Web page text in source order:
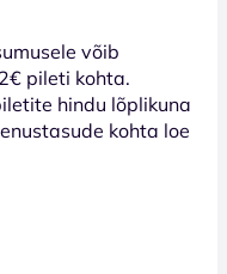
võib
pileti kohta.
hindu lõplikuna
kohta loe